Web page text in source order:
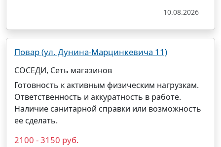
10.08.2026
Повар (ул. Дунина-Марцинкевича 11)
СОСЕДИ, Сеть магазинов
Готовность к активным физическим нагрузкам.
Ответственность и аккуратность в работе.
Наличие санитарной справки или возможность
ее сделать.
2100 - 3150 руб.